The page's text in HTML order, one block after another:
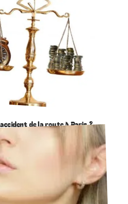
de la route à Paris ?